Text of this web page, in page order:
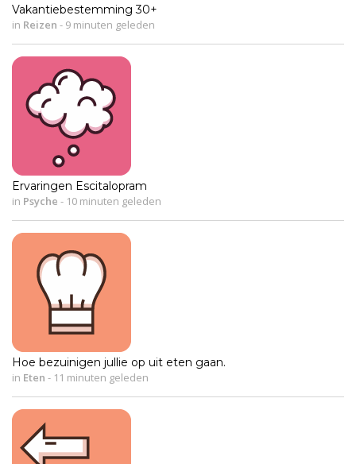
Vakantiebestemming 30+
in Reizen - 9 minuten geleden
Ervaringen Escitalopram
in Psyche - 10 minuten geleden
Hoe bezuinigen jullie op uit eten gaan.
in Eten - 11 minuten geleden